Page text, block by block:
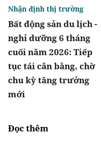
Bất động sản du lịch -
nghỉ dưỡng 6 tháng
cuối năm 2026: Tiếp
tục tái cân bằng, chờ
chu kỳ tăng trưởng
mới
Nhận định thị trường
Đọc thêm